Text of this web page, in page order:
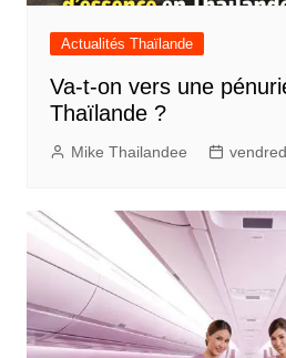
Actualités Thaïlande
Va-t-on vers une
Thaïlande ?
Mike Thailandee